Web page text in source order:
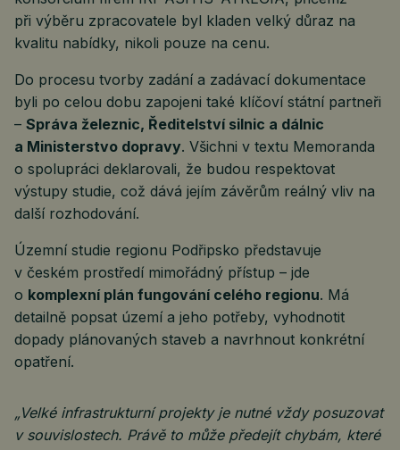
při výběru zpracovatele byl kladen velký důraz na
kvalitu nabídky, nikoli pouze na cenu.
Do procesu tvorby zadání a zadávací dokumentace
byli po celou dobu zapojeni také klíčoví státní partneři
– Správa železnic, Ředitelství silnic a dálnic
a Ministerstvo dopravy. Všichni v textu Memoranda
o spolupráci deklarovali, že budou respektovat
výstupy studie, což dává jejím závěrům reálný vliv na
další rozhodování.
Územní studie regionu Podřipsko představuje
v českém prostředí mimořádný přístup – jde
o komplexní plán fungování celého regionu. Má
detailně popsat území a jeho potřeby, vyhodnotit
dopady plánovaných staveb a navrhnout konkrétní
opatření.
„Velké infrastrukturní projekty je nutné vždy posuzovat
v souvislostech. Právě to může předejít chybám, které